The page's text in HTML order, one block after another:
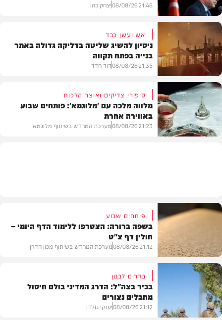
חדשות
21:48
08/08/26יצחק כהן
חדשות
אש ועשן כבד
ניסיון להשיג שליטה בדליקה גדולה באתר
בנייה בפתח תקווה
21:35
08/08/26דוד חדד
סיפורי צדיקים ואוצר הלכות
מלווה מלכה עם 'מלוגמא': פותחים שבוע
באווירה אחרת
21:23
08/08/26מערכת המחדש בשיתוף מלוגמא
בית המדרש
פותחים שבוע
בשפה ברורה: הצטרפו ללימוד הדף היומי –
חולין דף צ"ט
21:12
08/08/26מערכת המחדש בשיתוף מכון הדרן
בדרום לבנון
בכיר בצה"ל: הדרג המדיני בולם חיסול
מחבלים נצורים
21:12
08/08/26יענקי גולדן